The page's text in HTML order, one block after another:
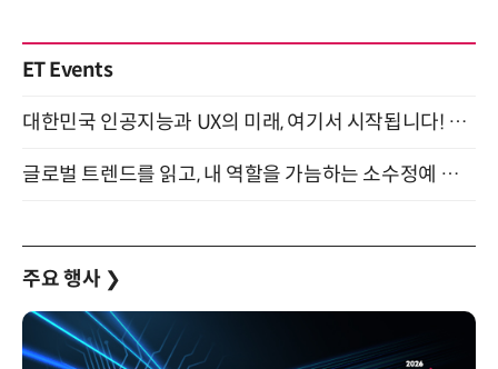
ET Events
대한민국 인공지능과 UX의 미래, 여기서 시작됩니다! UX Korea 2026 - Fall 9월 2일 개최
글로벌 트렌드를 읽고, 내 역할을 가늠하는 소수정예 실습 워크숍 (8/28)
주요 행사 ❯